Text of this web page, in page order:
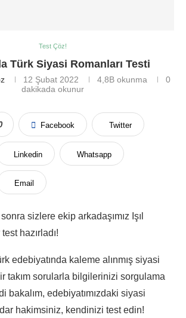
Test Çöz!
Türk Siyasi Romanları Testi
12 Şubat 2022 4,8B okunma
0
dakikada okunur
Facebook Twitter
Linkedin Whatsapp
Email
sizlere ekip arkadaşımız Işıl
hazırladı!
edebiyatında kaleme alınmış siyasi
takım sorularla bilgilerinizi sorgulama
bakalım, edebiyatımızdaki siyasi
hakimsiniz, kendinizi test edin!